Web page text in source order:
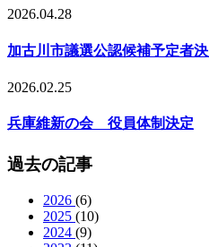
2026.04.28
加古川市議選公認候補予定者
2026.02.25
兵庫維新の会 役員体制決定
過去の記事
2026 (6)
2025 (10)
2024 (9)